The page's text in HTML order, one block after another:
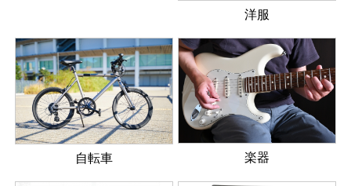
洋服
自転車 楽器